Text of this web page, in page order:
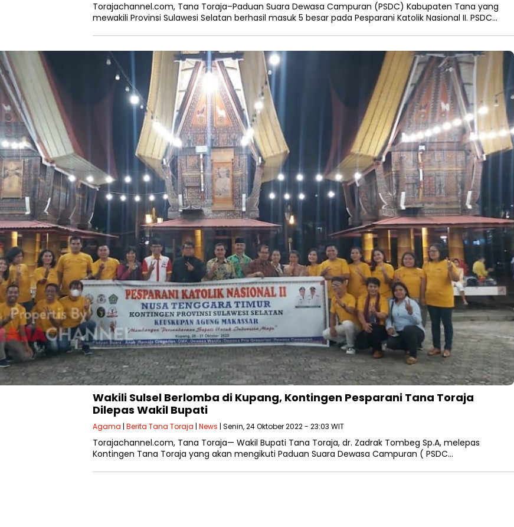
Torajachannel.com, Tana Toraja–Paduan Suara Dewasa Campuran (PSDC) Kabupaten Tana yang
mewakili Provinsi Sulawesi Selatan berhasil masuk 5 besar pada Pesparani Katolik Nasional II. PSDC…
Wakili Sulsel Berlomba di Kupang, Kontingen Pesparani Tana Toraja
Dilepas Wakil Bupati
Agama | Berita Tana Toraja | News | Senin, 24 Oktober 2022 - 23:03 WIT
Torajachannel.com, Tana Toraja— Wakil Bupati Tana Toraja, dr. Zadrak Tombeg Sp.A, melepas
Kontingen Tana Toraja yang akan mengikuti Paduan Suara Dewasa Campuran ( PSDC…